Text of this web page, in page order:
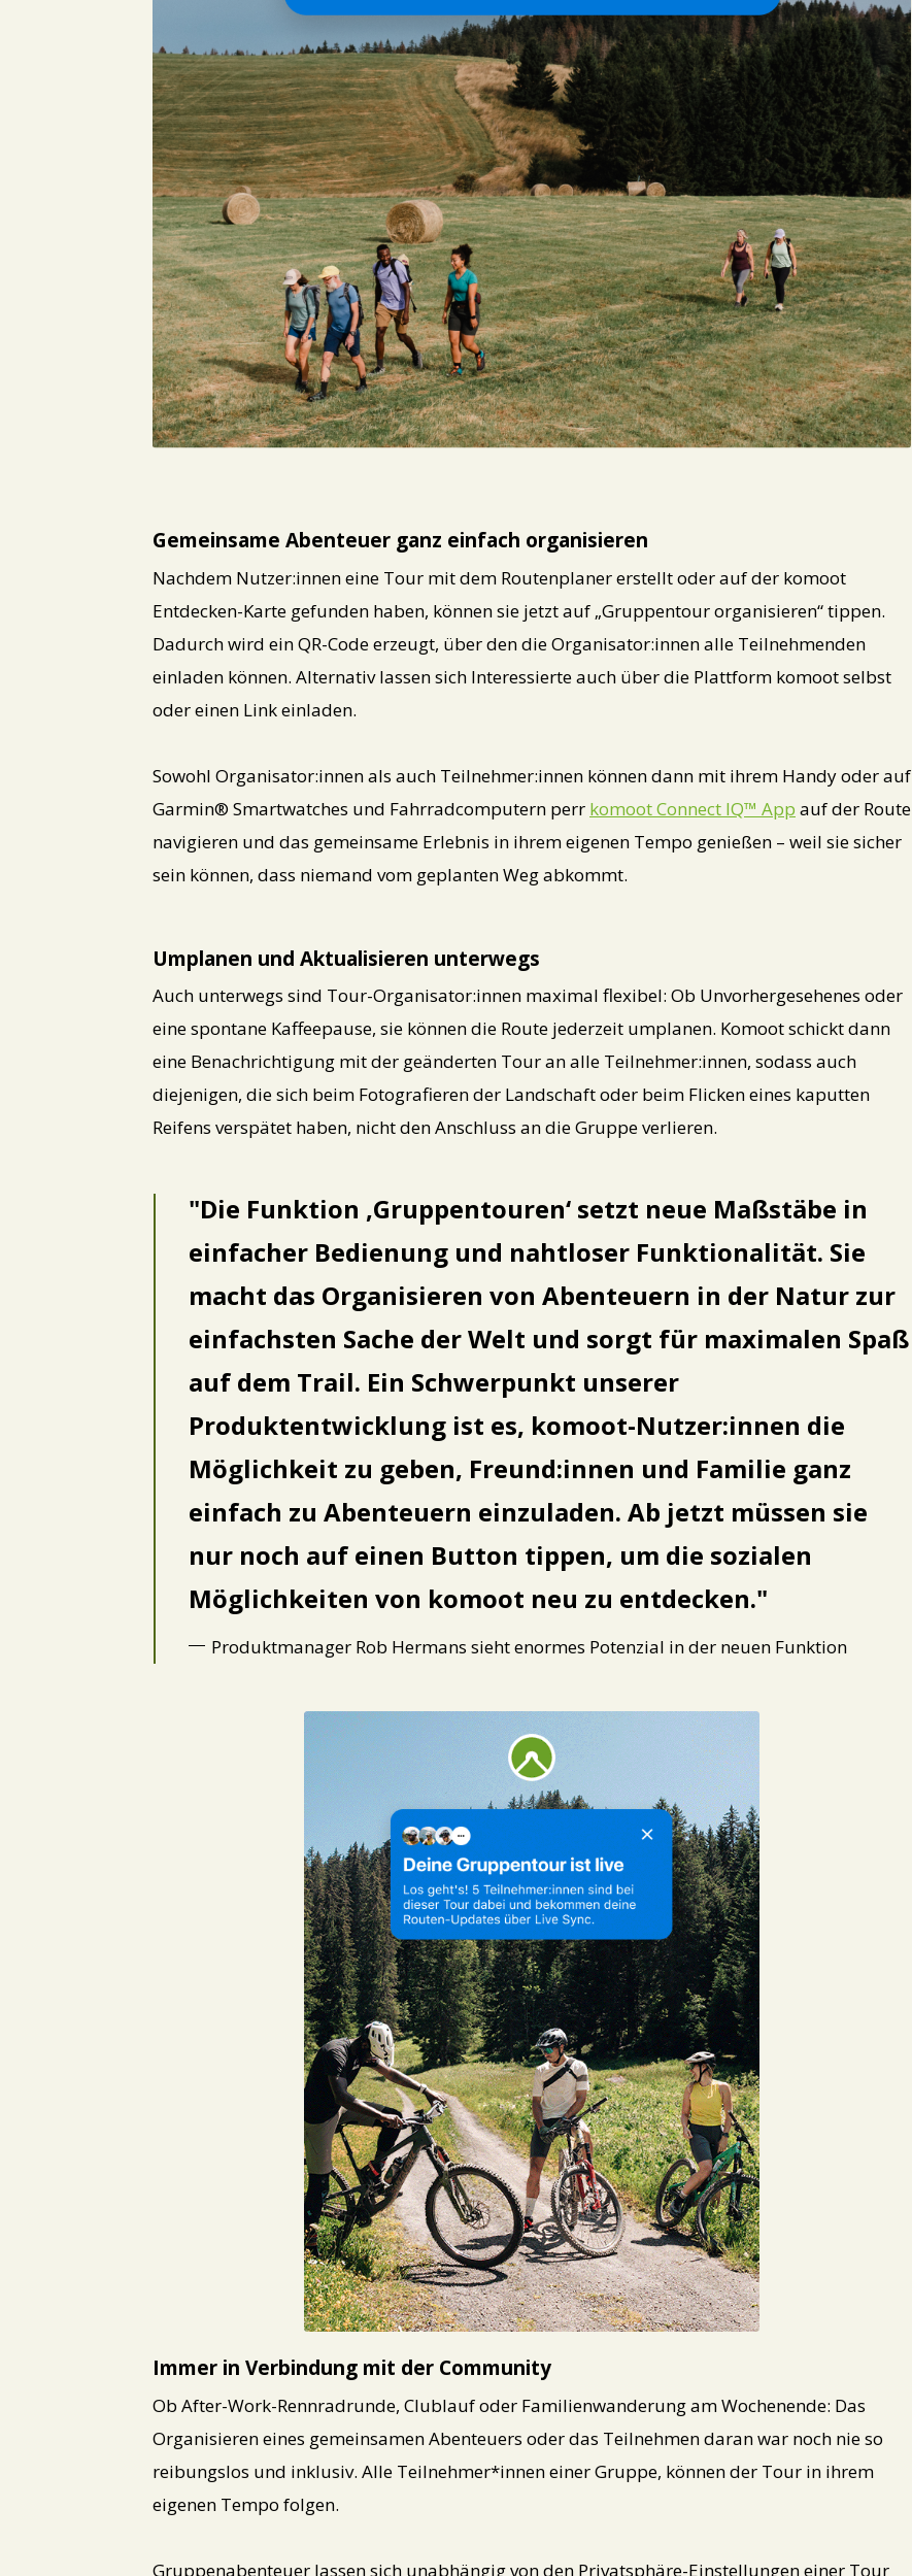
PNG
Gemeinsame Abenteuer ganz einfach organisieren
Nachdem Nutzer:innen eine Tour mit dem Routenplaner erstellt oder auf der komoot
Entdecken-Karte gefunden haben, können sie jetzt auf „Gruppentour organisieren“ tippen.
Dadurch wird ein QR-Code erzeugt, über den die Organisator:innen alle Teilnehmenden
einladen können. Alternativ lassen sich Interessierte auch über die Plattform komoot selbst
oder einen Link einladen.
Sowohl Organisator:innen als auch Teilnehmer:innen können dann mit ihrem Handy oder auf
Garmin® Smartwatches und Fahrradcomputern perr komoot Connect IQ™ App auf der Route
navigieren und das gemeinsame Erlebnis in ihrem eigenen Tempo genießen – weil sie sicher
sein können, dass niemand vom geplanten Weg abkommt.
Umplanen und Aktualisieren unterwegs
Auch unterwegs sind Tour-Organisator:innen maximal flexibel: Ob Unvorhergesehenes oder
eine spontane Kaffeepause, sie können die Route jederzeit umplanen. Komoot schickt dann
eine Benachrichtigung mit der geänderten Tour an alle Teilnehmer:innen, sodass auch
diejenigen, die sich beim Fotografieren der Landschaft oder beim Flicken eines kaputten
Reifens verspätet haben, nicht den Anschluss an die Gruppe verlieren.
Die Funktion ‚Gruppentouren‘ setzt neue Maßstäbe in
einfacher Bedienung und nahtloser Funktionalität. Sie
macht das Organisieren von Abenteuern in der Natur zur
einfachsten Sache der Welt und sorgt für maximalen Spaß
auf dem Trail. Ein Schwerpunkt unserer
Produktentwicklung ist es, komoot-Nutzer:innen die
Möglichkeit zu geben, Freund:innen und Familie ganz
einfach zu Abenteuern einzuladen. Ab jetzt müssen sie
nur noch auf einen Button tippen, um die sozialen
Möglichkeiten von komoot neu zu entdecken.
Produktmanager Rob Hermans sieht enormes Potenzial in der neuen Funktion
GIF
Immer in Verbindung mit der Community
Ob After-Work-Rennradrunde, Clublauf oder Familienwanderung am Wochenende: Das
Organisieren eines gemeinsamen Abenteuers oder das Teilnehmen daran war noch nie so
reibungslos und inklusiv. Alle Teilnehmer*innen einer Gruppe, können der Tour in ihrem
eigenen Tempo folgen.
Gruppenabenteuer lassen sich unabhängig von den Privatsphäre-Einstellungen einer Tour